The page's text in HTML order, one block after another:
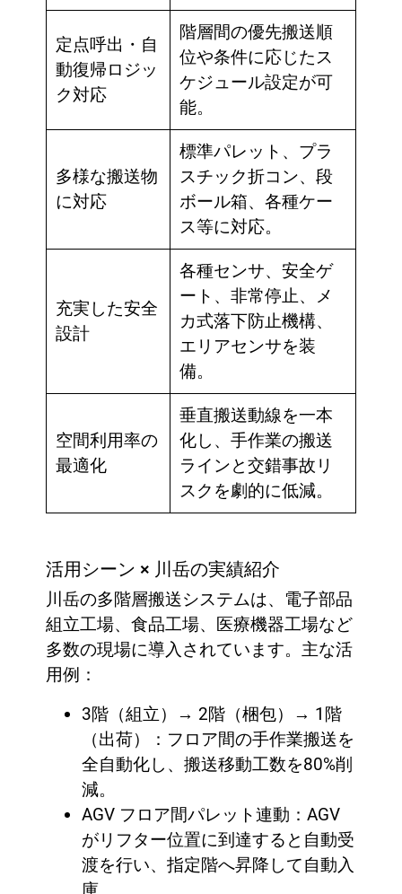
定点呼出・自
動復帰ロジッ
ク対応
階層間の優先搬送順
位や条件に応じたス
ケジュール設定が可
能。
多様な搬送物
に対応
標準パレット、プラ
スチック折コン、段
ボール箱、各種ケー
ス等に対応。
充実した安全
設計
各種センサ、安全ゲ
ート、非常停止、メ
カ式落下防止機構、
エリアセンサを装
備。
空間利用率の
最適化
垂直搬送動線を一本
化し、手作業の搬送
ラインと交錯事故リ
スクを劇的に低減。
活用シーン × 川岳の実績紹介
川岳の多階層搬送システムは、電子部品
組立工場、食品工場、医療機器工場など
多数の現場に導入されています。主な活
用例：
3階（組立）→ 2階（梱包）→ 1階
（出荷）：フロア間の手作業搬送を
全自動化し、搬送移動工数を80%削
減。
AGV フロア間パレット連動：AGV
がリフター位置に到達すると自動受
渡を行い、指定階へ昇降して自動入